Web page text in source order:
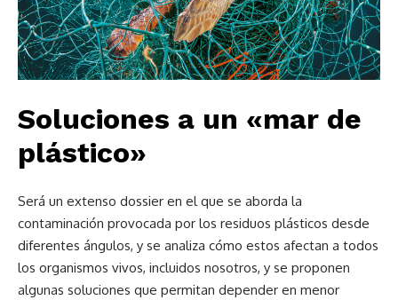
Soluciones a un «mar de
plástico»
Será un extenso dossier en el que se aborda la
contaminación provocada por los residuos plásticos desde
diferentes ángulos, y se analiza cómo estos afectan a todos
los organismos vivos, incluidos nosotros, y se proponen
algunas soluciones que permitan depender en menor